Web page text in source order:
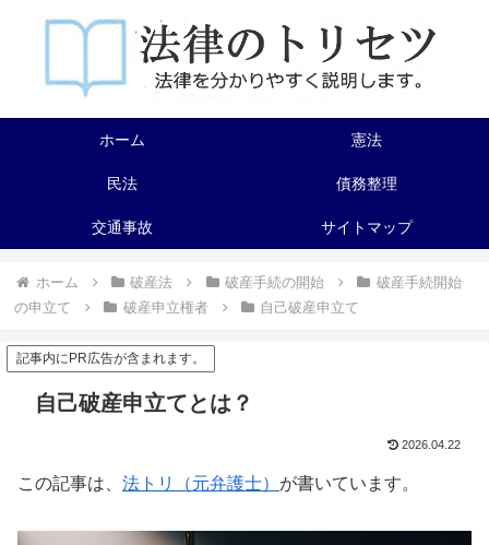
ホーム 憲法
民法 債務整理
交通事故 サイトマップ
ホーム 破産法 破産手続の開始
破産手続開始
の申立て
破産申立権者 自己破産申立て
記事内にPR広告が含まれます。
自己破産申立てとは？
2026.04.22
この記事は、 法トリ（元弁護士） が書いています。